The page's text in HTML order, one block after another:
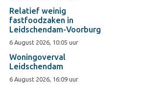
Relatief weinig
fastfoodzaken in
Leidschendam-Voorburg
6 August 2026, 10:05 uur
Woningoverval
Leidschendam
6 August 2026, 16:09 uur